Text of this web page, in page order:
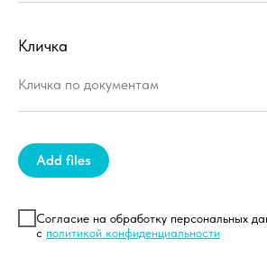
Кличка
Add files
Согласие на обработку персональных
с политикой конфиденциальности